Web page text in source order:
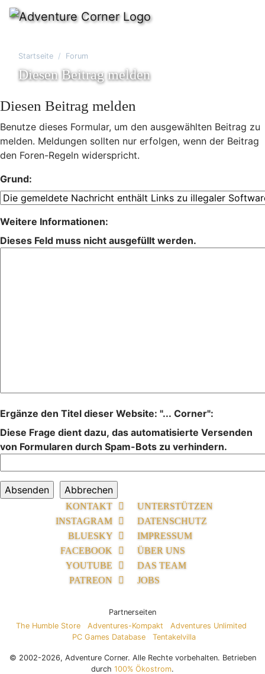
Startseite Forum
Diesen Beitrag melden
Diesen Beitrag melden
Benutze dieses Formular, um den ausgewählten Beitrag zu
melden. Meldungen sollten nur erfolgen, wenn der Beitrag
den Foren-Regeln widerspricht.
Grund:
Weitere Informationen:
Dieses Feld muss nicht ausgefüllt werden.
Ergänze den Titel dieser Website: "... Corner":
Diese Frage dient dazu, das automatisierte Versenden
von Formularen durch Spam-Bots zu verhindern.
KONTAKT
INSTAGRAM
BLUESKY
FACEBOOK
YOUTUBE
PATREON
UNTERSTÜTZEN
DATENSCHUTZ
IMPRESSUM
ÜBER UNS
DAS TEAM
JOBS
Partnerseiten
The Humble Store
Adventures-Kompakt
Adventures Unlimited
PC Games Database
Tentakelvilla
© 2002-2026, Adventure Corner. Alle Rechte vorbehalten. Betrieben
durch 100% Ökostrom.